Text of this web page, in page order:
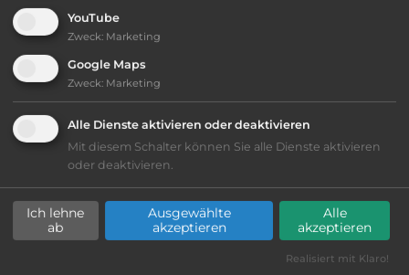
bis 20,- Euro
Lage: schön
kiesig, harter Grund
Grasgelände, Wiese
YouTube
Zweck: Marketing
Google Maps
Zweck: Marketing
Alle Dienste aktivieren oder deaktivieren
Mit diesem Schalter können Sie alle Dienste aktivieren
oder deaktivieren.
Ich lehne
ab
Ausgewählte
akzeptieren
Alle
akzeptieren
Realisiert mit Klaro!